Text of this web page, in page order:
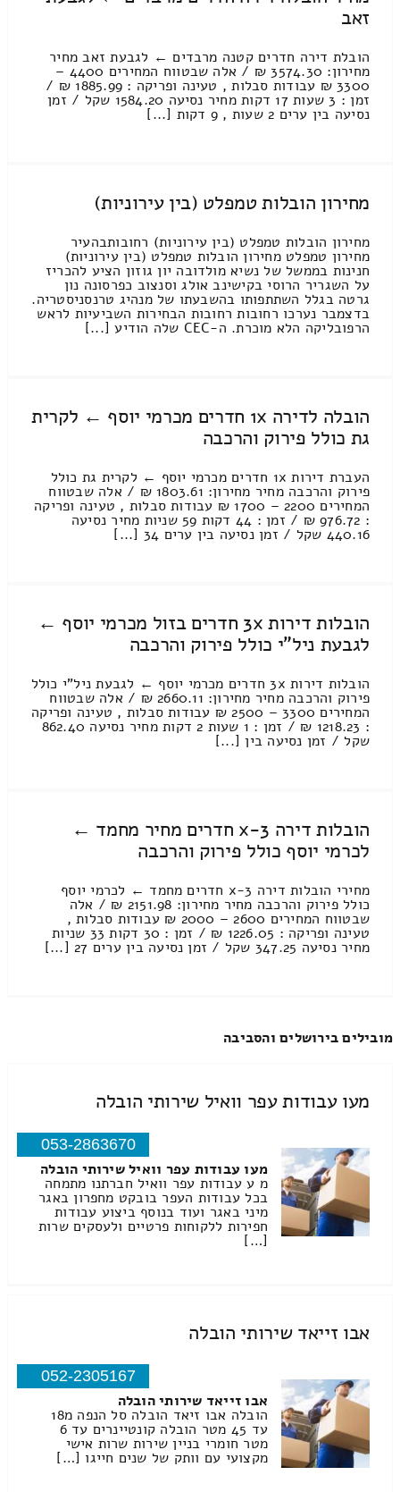
זאב
הובלת דירה חדרים קטנה מרבדים ← לגבעת זאב מחיר
מחירון: 3574.30 ₪ / אלה שבטווח המחירים 4400 –
3300 ₪ עבודות סבלות , טעינה ופריקה : 1885.99 ₪ /
זמן : 3 שעות 17 דקות מחיר נסיעה 1584.20 שקל / זמן
נסיעה בין ערים 2 שעות , 9 דקות [...]
מחירון הובלות טמפלט (בין עירוניות)
מחירון הובלות טמפלט (בין עירוניות) רחובותבהעיר
מחירון טמפלט מחירון הובלות טמפלט (בין עירוניות)
חנינות בממשל של נשיא מולדובה יון גוזון הציע להכריז
על השגריר הרוסי בקישינב אולג וסנצוב כפרסונה נון
גרטה בגלל השתתפותו בהשבעתו של מנהיג טרנסניסטריה.
בדצמבר נערכו רחובות רחובות הבחירות השביעיות לראש
הרפובליקה הלא מוכרת. ה-CEC שלה הודיע [...]
הובלה לדירה 1x חדרים מכרמי יוסף ← לקרית
גת כולל פירוק והרכבה
העברת דירות 1x חדרים מכרמי יוסף ← לקרית גת כולל
פירוק והרכבה מחיר מחירון: 1803.61 ₪ / אלה שבטווח
המחירים 2200 – 1700 ₪ עבודות סבלות , טעינה ופריקה
: 976.72 ₪ / זמן : 44 דקות 59 שניות מחיר נסיעה
440.16 שקל / זמן נסיעה בין ערים 34 [...]
הובלות דירות 3x חדרים בזול מכרמי יוסף ←
לגבעת ניל"י כולל פירוק והרכבה
הובלות דירות 3x חדרים מכרמי יוסף ← לגבעת ניל"י כולל
פירוק והרכבה מחיר מחירון: 2660.11 ₪ / אלה שבטווח
המחירים 3300 – 2500 ₪ עבודות סבלות , טעינה ופריקה
: 1218.23 ₪ / זמן : 1 שעות 2 דקות מחיר נסיעה 862.40
שקל / זמן נסיעה בין [...]
הובלות דירה 3-x חדרים מחיר מחמד ←
לכרמי יוסף כולל פירוק והרכבה
מחירי הובלות דירה 3-x חדרים מחמד ← לכרמי יוסף
כולל פירוק והרכבה מחיר מחירון: 2151.98 ₪ / אלה
שבטווח המחירים 2600 – 2000 ₪ עבודות סבלות ,
טעינה ופריקה : 1226.05 ₪ / זמן : 30 דקות 33 שניות
מחיר נסיעה 347.25 שקל / זמן נסיעה בין ערים 27 [...]
מובילים בירושלים והסביבה
מעו עבודות עפר וואיל שירותי הובלה
053-2863670
מעו עבודות עפר וואיל שירותי הובלה
מ ע עבודות עפר וואיל חברתנו מתמחה
בכל עבודות העפר בובקט מחפרון באגר
מיני באגר ועוד בנוסף ביצוע עבודות
חפירות ללקוחות פרטיים ולעסקים שרות
[…]
אבו זייאד שירותי הובלה
052-2305167
אבו זייאד שירותי הובלה
הובלה אבו זיאד הובלה סל הנפה מ18
עד 45 מטר הובלה קונטיינרים עד 6
מטר חומרי בניין שירות שרות אישי
מקצועי עם וותק של שנים חייגו […]